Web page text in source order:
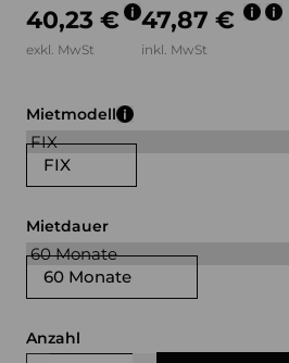
40,23 €
exkl. MwSt
47,87 €
inkl. MwSt
FIX
Mietmodell
60 Monate
Mietdauer
Anzahl